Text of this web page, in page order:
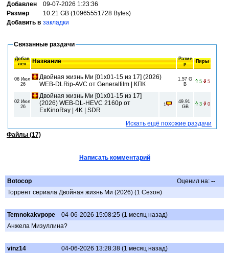
Добавлен
09-07-2026 1:23:36
Размер
10.21 GB (10965551728 Bytes)
Добавить в закладки
Связанные раздачи
Добав
лен
Название
Разме
р
Пиры
06 Июл
26
Двойная жизнь Ми [01x01-15 из 17] (2026)
WEB-DLRip-AVC от Generalfilm | КПК
1.57 G
B
5 5
02 Июл
26
Двойная жизнь Ми [01х01-15 из 17]
(2026) WEB-DL-HEVC 2160p от
ExKinoRay | 4K | SDR
1
49.91
GB
3 0
Искать ещё похожие раздачи
Файлы (17)
Написать комментарий
Botocop Оценил на: --
Торрент сериала Двойная жизнь Ми (2026) (1 Сезон)
Temnokakvpope
04-06-2026 15:08:25 (1 месяц назад)
Анжела Мизуллина?
vinz14
04-06-2026 13:28:38 (1 месяц назад)